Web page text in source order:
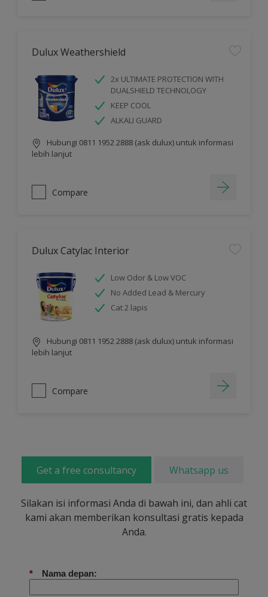
Dulux Weathershield
2x ULTIMATE PROTECTION WITH
DUALSHIELD TECHNOLOGY
KEEP COOL
ALKALI GUARD
Hubungi 0811 1952 2888 (ask dulux) untuk informasi
lebih lanjut
Compare
Dulux Catylac Interior
Low Odor & Low VOC
No Added Lead & Mercury
Cat 2 lapis
Hubungi 0811 1952 2888 (ask dulux) untuk informasi
lebih lanjut
Compare
Get a free consultancy Whatsapp us
Silakan isi informasi Anda di bawah ini, dan ahli cat
kami akan memberikan konsultasi gratis kepada
Anda.